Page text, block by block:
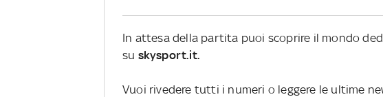
In attesa della partita puoi scoprire il mondo
su skysport.it.
Vuoi rivedere tutti i numeri o leggere le ultime